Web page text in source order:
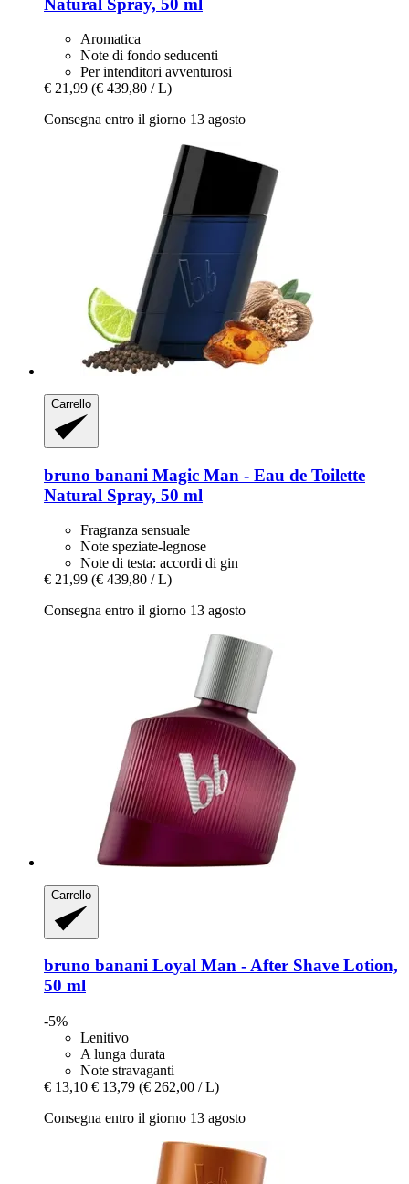
Natural Spray, 50 ml
Aromatica
Note di fondo seducenti
Per intenditori avventurosi
€ 21,99 (€ 439,80 / L)
Consegna entro il giorno 13 agosto
Carrello
bruno banani Magic Man -​ Eau de Toilette
Natural Spray, 50 ml
Fragranza sensuale
Note speziate-legnose
Note di testa: accordi di gin
€ 21,99 (€ 439,80 / L)
Consegna entro il giorno 13 agosto
Carrello
bruno banani Loyal Man -​ After Shave Lotion,
50 ml
-5%
Lenitivo
A lunga durata
Note stravaganti
€ 13,10 € 13,79 (€ 262,00 / L)
Consegna entro il giorno 13 agosto